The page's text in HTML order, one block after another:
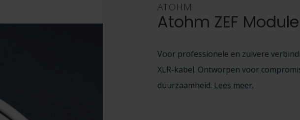
ATOHM
Atohm ZEF Module
Voor professionele en zuivere
XLR-kabel. Ontworpen voor
duurzaamheid. Lees meer.